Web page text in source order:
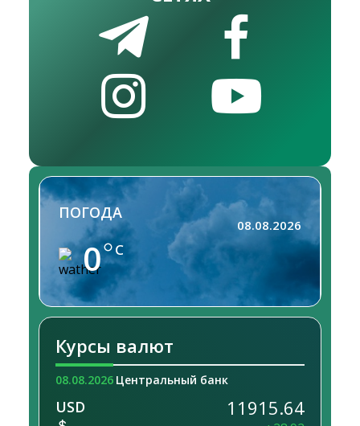
ПОГОДА
0 C
08.08.2026
Курсы валют
08.08.2026 Центральный банк
USD 11915.64